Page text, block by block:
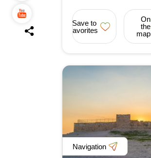
On
the
map
Save to
favorites
Navigation